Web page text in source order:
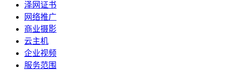
泽网证书
网络推广
商业摄影
云主机
企业视频
服务范围